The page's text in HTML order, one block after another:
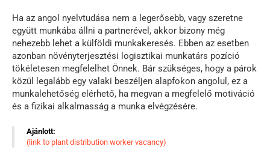
Ha az angol nyelvtudása nem a legerősebb, vagy szeretne
együtt munkába állni a partnerével, akkor bizony még
nehezebb lehet a külföldi munkakeresés. Ebben az esetben
azonban növényterjesztési logisztikai munkatárs pozíció
tökéletesen megfelelhet Önnek. Bár szükséges, hogy a párok
közül legalább egy valaki beszéljen alapfokon angolul, ez a
munkalehetőség elérhető, ha megvan a megfelelő motiváció
és a fizikai alkalmasság a munka elvégzésére.
Ajánlott:
(link to plant distribution worker vacancy)